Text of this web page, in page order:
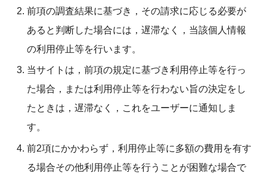
前項の調査結果に基づき，その請求に応じる必要が
あると判断した場合には，遅滞なく，当該個人情報
の利用停止等を行います。
当サイトは，前項の規定に基づき利用停止等を行っ
た場合，または利用停止等を行わない旨の決定をし
たときは，遅滞なく，これをユーザーに通知しま
す。
前2項にかかわらず，利用停止等に多額の費用を有す
る場合その他利用停止等を行うことが困難な場合で